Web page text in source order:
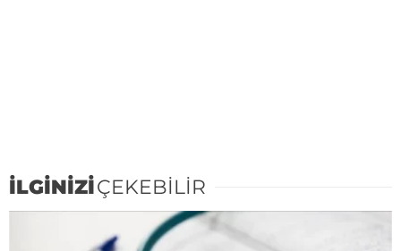
İLGİNİZİÇEKEBİLİR